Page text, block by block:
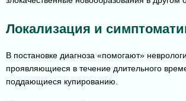
Локализация и
В постановке диагноза «помогают»
проявляющиеся в течение длительного
поддающиеся купированию.